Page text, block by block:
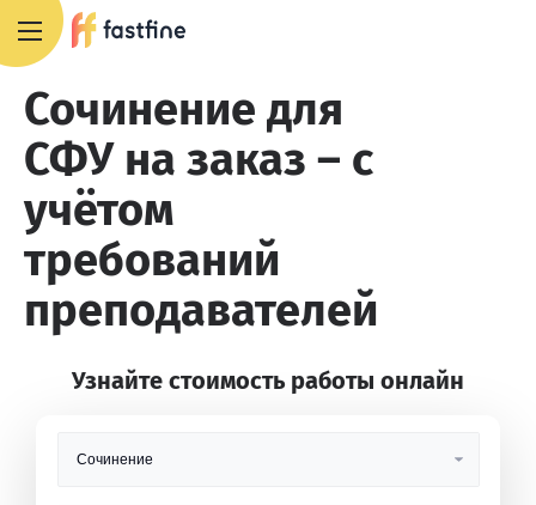
Сочинение для
СФУ на заказ – с
учётом
требований
преподавателей
Узнайте стоимость работы онлайн